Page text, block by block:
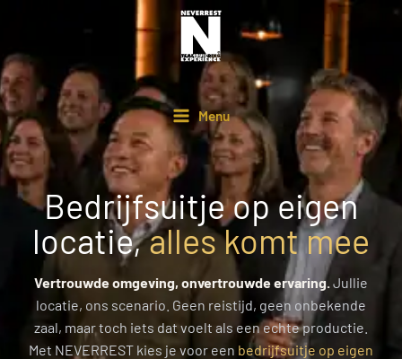
de
inhoud
Menu
Bedrijfsuitje op eigen
locatie,alles komt mee
Vertrouwde omgeving, onvertrouwde ervaring.Jullie
locatie, ons scenario. Geen reistijd, geen onbekende
zaal, maar toch iets dat voelt als een echte productie.
Met NEVERREST kies je voor een bedrijfsuitje op eigen